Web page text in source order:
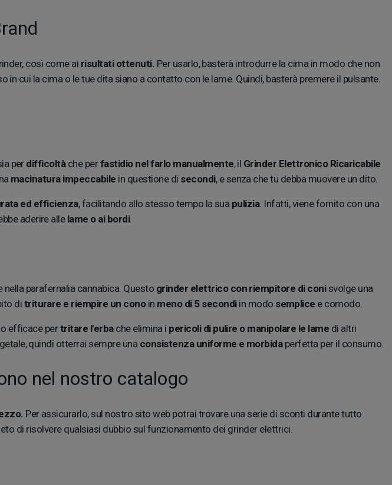
così come ai risultati ottenuti. Per usarlo, basterà introdurre la cima in modo che non
cui la cima o le tue dita siano a contatto con le lame. Quindi, basterà premere il pulsante.
per difficoltàche perfastidio nel farlo manualmente, il Grinder Elettronico Ricaricabile
macinatura impeccabile in questione di secondi, e senza che tu debba muovere un dito.
ed efficienza, facilitando allo stesso tempo la sua pulizia. Infatti, viene fornito con una
aderire allelame o ai bordi.
parafernalia cannabica. Questo grinder elettrico con riempitore di conisvolge una
ditriturare e riempire un conoin meno di 5 secondiin modo semplice e comodo.
efficace pertritare l'erbache elimina i pericoli di pulire o manipolare le lame di altri
quindi otterrai sempre una consistenza uniforme e morbidaperfetta per il consumo.
nel nostro catalogo
Per assicurarlo, sul nostro sito web potrai trovare una serie di sconti durante tutto
di risolvere qualsiasi dubbio sul funzionamento dei grinder elettrici.